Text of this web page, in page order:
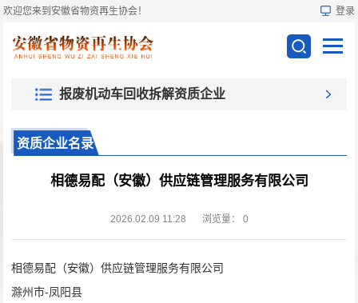
欢迎您来到安徽省物资再生协会！ 登录
报废机动车回收拆解资质企业
资质企业名录
相德易配（安徽）供应链管理服务有限公司
2026.02.09 11:28 浏览量： 0
相德易配（安徽）供应链管理服务有限公司
滁州市-凤阳县